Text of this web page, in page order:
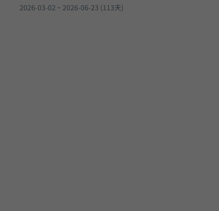
2026-03-02 ~ 2026-06-23 (113天)